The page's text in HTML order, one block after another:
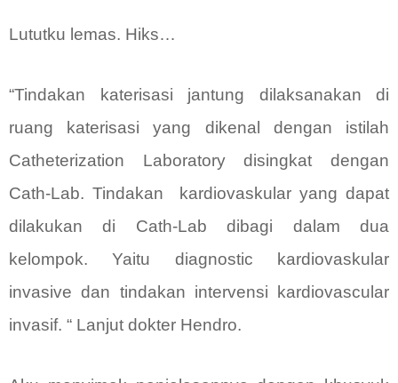
Lututku lemas. Hiks…
“Tindakan katerisasi jantung dilaksanakan di
ruang katerisasi yang dikenal dengan istilah
Catheterization Laboratory disingkat dengan
Cath-Lab. Tindakan
kardiovaskular yang dapat
dilakukan di Cath-Lab dibagi dalam dua
kelompok. Yaitu diagnostic kardiovaskular
invasive dan tindakan intervensi kardiovascular
invasif. “ Lanjut dokter Hendro.